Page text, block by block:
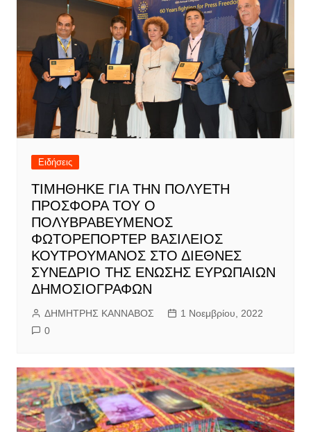
Ειδήσεις
ΤΙΜΗΘΗΚΕ ΓΙΑ ΤΗΝ ΠΟΛΥΕΤΗ
ΠΡΟΣΦΟΡΑ ΤΟΥ Ο
ΠΟΛΥΒΡΑΒΕΥΜΕΝΟΣ
ΦΩΤΟΡΕΠΟΡΤΕΡ ΒΑΣΙΛΕΙΟΣ
ΚΟΥΤΡΟΥΜΑΝΟΣ ΣΤΟ ΔΙΕΘΝΕΣ
ΣΥΝΕΔΡΙΟ ΤΗΣ ΕΝΩΣΗΣ ΕΥΡΩΠΑΙΩΝ
ΔΗΜΟΣΙΟΓΡΑΦΩΝ
ΔΗΜΗΤΡΗΣ ΚΑΝΝΑΒΟΣ
1 Νοεμβρίου, 2022
0